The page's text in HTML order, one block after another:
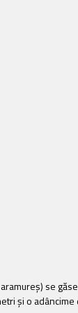
se
şi o adâncime